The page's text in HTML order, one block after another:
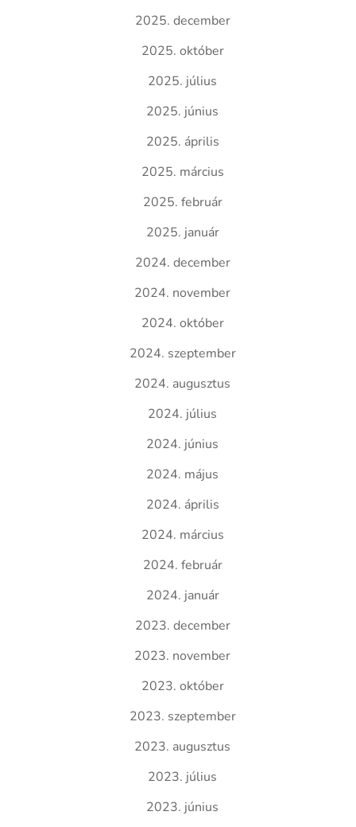
2025. december
2025. október
2025. július
2025. június
2025. április
2025. március
2025. február
2025. január
2024. december
2024. november
2024. október
2024. szeptember
2024. augusztus
2024. július
2024. június
2024. május
2024. április
2024. március
2024. február
2024. január
2023. december
2023. november
2023. október
2023. szeptember
2023. augusztus
2023. július
2023. június